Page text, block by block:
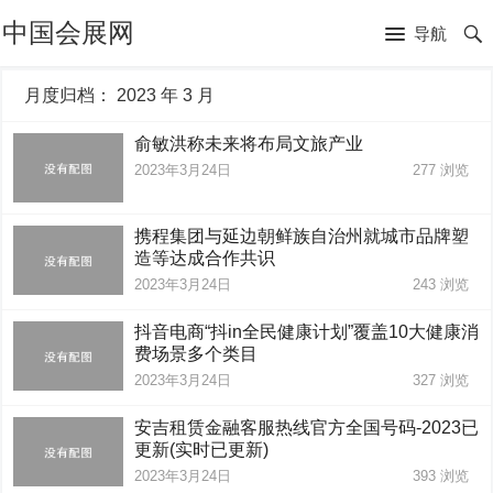
中国会展网 导航
月度归档： 2023 年 3 月
俞敏洪称未来将布局文旅产业
2023年3月24日 277浏览
携程集团与延边朝鲜族自治州就城市品牌塑
造等达成合作共识
2023年3月24日 243浏览
抖音电商“抖in全民健康计划”覆盖10大健康消
费场景多个类目
2023年3月24日 327浏览
安吉租赁金融客服热线官方全国号码-2023已
更新(实时已更新)
2023年3月24日 393浏览